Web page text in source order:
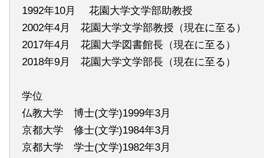
1992年10月 花園大学文学部助教授
2002年4月 花園大学文学部教授（現在に至る）
2017年4月 花園大学図書館長（現在に至る）
2018年9月 花園大学文学部長（現在に至る）
学位
仏教大学 博士(文学)1999年3月
京都大学 修士(文学)1984年3月
京都大学 学士(文学)1982年3月